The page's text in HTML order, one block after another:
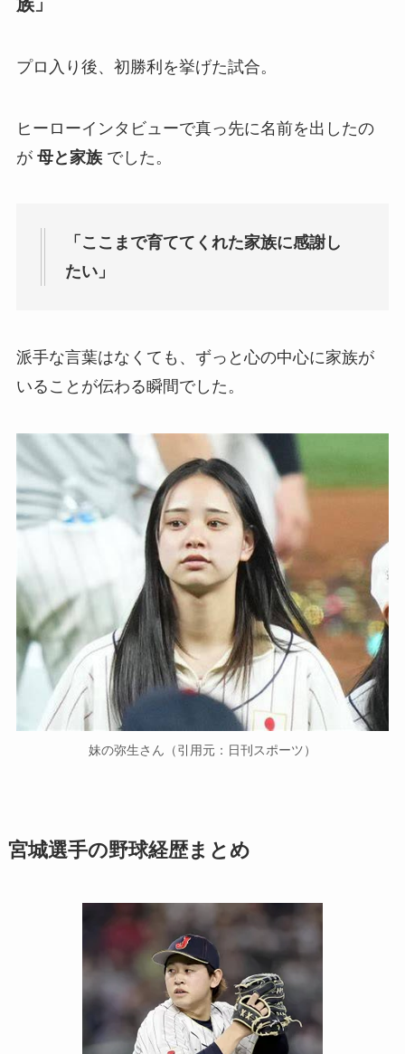
プロ入り後、初勝利を挙げた試合。
ヒーローインタビューで真っ先に名前を出したの
が 母と家族でした。
「ここまで育ててくれた家族に感謝し
たい」
派手な言葉はなくても、ずっと心の中心に家族が
いることが伝わる瞬間でした。
妹の弥生さん（引用元：日刊スポーツ）
宮城選手の野球経歴まとめ